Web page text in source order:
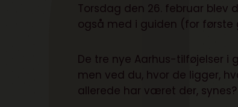
Torsdag den 26. februar blev
også med i guiden (for første
De tre nye Aarhus-tilføjelser i
men ved du, hvor de ligger,
allerede har været der, synes?